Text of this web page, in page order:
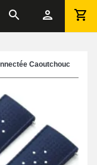
Caoutchouc